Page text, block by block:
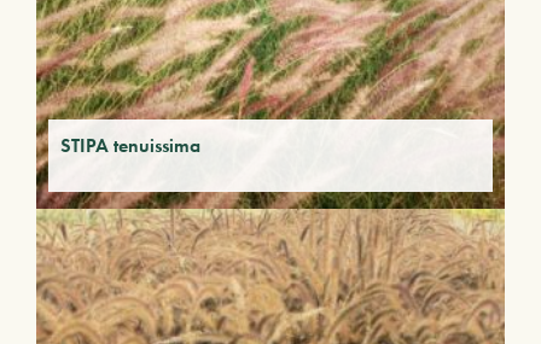
STIPA tenuissima